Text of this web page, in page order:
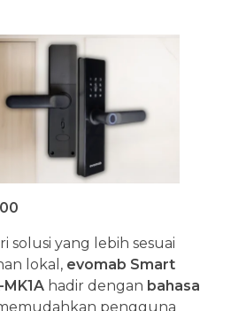
solusi yang lebih sesuai
lokal, evomab Smart
hadir dengan bahasa
pengguna